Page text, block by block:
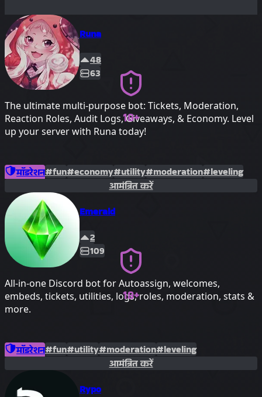
18+
Runa
48
63
The ultimate multi-purpose bot: Tickets, Moderation,
Reaction Roles, Audit Logs, Giveaways, & Economy. Level
up your server with Runa today!
मॉडरेशन#fun#economy#utility#moderation#leveling
आमंत्रित करें
18+
Emerald
2
109
All-in-one Discord bot for Autoassign, welcomes,
embeds, tickets, utilities, logs, roles, moderation, stats &
more.
मॉडरेशन#fun#utility#moderation#leveling
आमंत्रित करें
Rypo